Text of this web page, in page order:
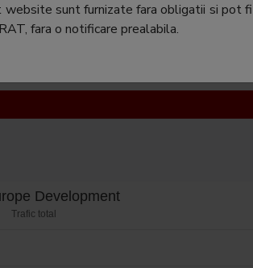
Development
Trafic total
sunt furnizate fara obligatii si pot fi
fara o notificare prealabila.